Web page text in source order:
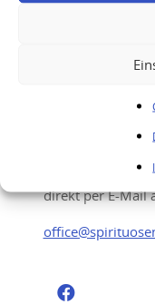
Ihre
Sie möchten
verkaufen?
direkt per E-Mail